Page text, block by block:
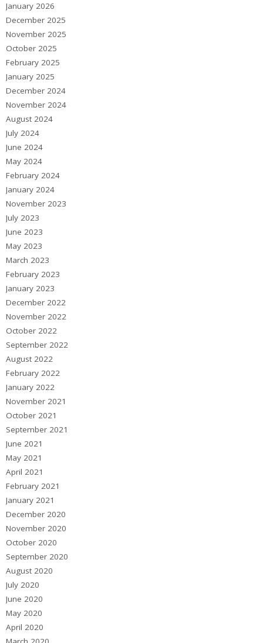
January 2026
December 2025
November 2025
October 2025
February 2025
January 2025
December 2024
November 2024
August 2024
July 2024
June 2024
May 2024
February 2024
January 2024
November 2023
July 2023
June 2023
May 2023
March 2023
February 2023
January 2023
December 2022
November 2022
October 2022
September 2022
August 2022
February 2022
January 2022
November 2021
October 2021
September 2021
June 2021
May 2021
April 2021
February 2021
January 2021
December 2020
November 2020
October 2020
September 2020
August 2020
July 2020
June 2020
May 2020
April 2020